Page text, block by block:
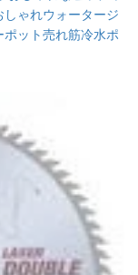
ゃれウォータージ
ット売れ筋冷水ポ